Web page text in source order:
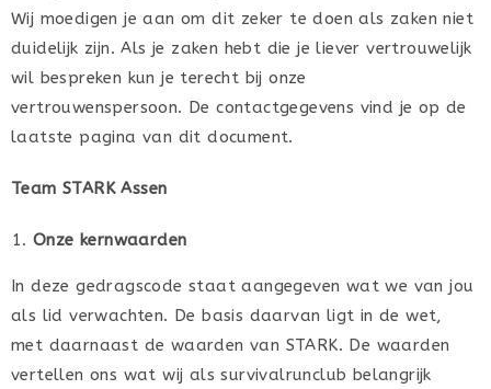
Wij moedigen je aan om dit zeker te doen als zaken niet
duidelijk zijn. Als je zaken hebt die je liever vertrouwelijk
wil bespreken kun je terecht bij onze
vertrouwenspersoon. De contactgegevens vind je op de
laatste pagina van dit document.
Team STARK Assen
Onze kernwaarden
In deze gedragscode staat aangegeven wat we van jou
als lid verwachten. De basis daarvan ligt in de wet,
met daarnaast de waarden van STARK. De waarden
vertellen ons wat wij als survivalrunclub belangrijk